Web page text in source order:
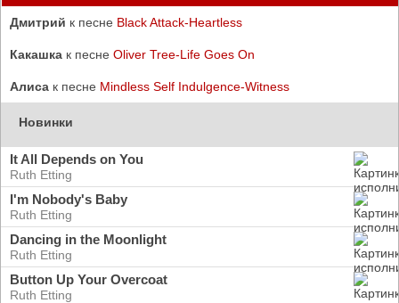
Дмитрий к песне Black Attack-Heartless
Какашка к песне Oliver Tree-Life Goes On
Алиса к песне Mindless Self Indulgence-Witness
Новинки
It All Depends on You
Ruth Etting
I'm Nobody's Baby
Ruth Etting
Dancing in the Moonlight
Ruth Etting
Button Up Your Overcoat
Ruth Etting